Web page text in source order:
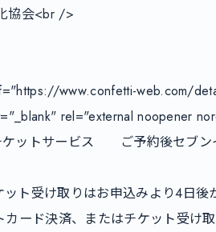
協会<br />
www.confetti-web.com/
rel="external noopener
ットサービス　　ご予約後セブ
ト受け取りはお申込みより4日後
ード決済、またはチケット受け